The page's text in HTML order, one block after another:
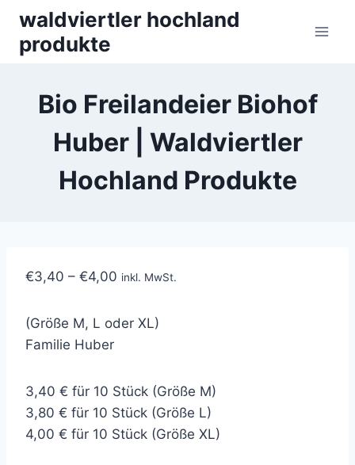
content
waldviertler hochland
produkte
Bio Freilandeier Biohof
Huber | Waldviertler
Hochland Produkte
€3,40 – €4,00 inkl. MwSt.
(Größe M, L oder XL)
Familie Huber
3,40 € für 10 Stück (Größe M)
3,80 € für 10 Stück (Größe L)
4,00 € für 10 Stück (Größe XL)